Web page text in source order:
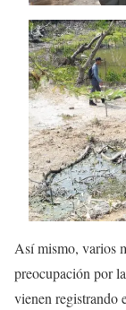
Así mismo, varios
preocupación por
vienen registrando